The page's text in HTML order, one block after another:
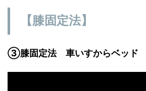
【膝固定法】
③膝固定法 車いすからベッド